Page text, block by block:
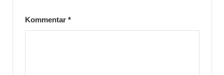
Kommentar *